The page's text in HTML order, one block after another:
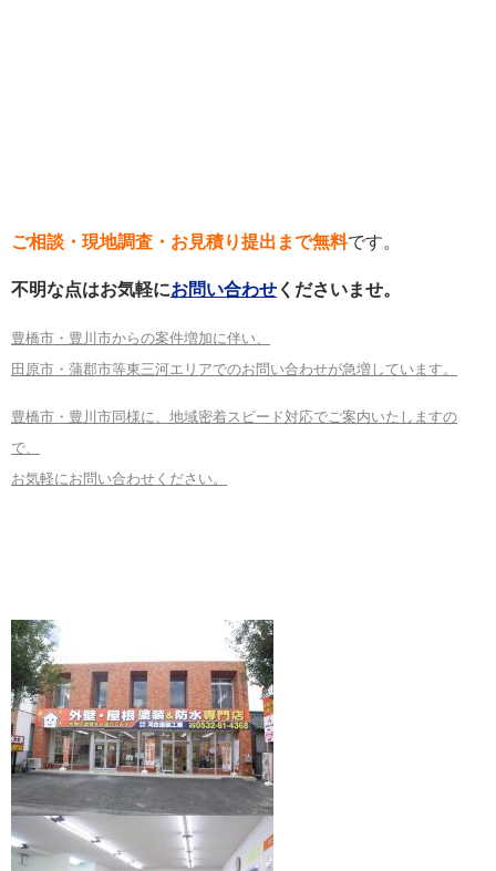
ご相談・現地調査・お見積り提出まで無料です。
不明な点はお気軽にお問い合わせ くださいませ。
豊橋市・豊川市からの案件増加に伴い、
田原市・蒲郡市等東三河エリアでのお問い合わせが急増しています。
豊橋市・豊川市同様に、地域密着スピード対応でご案内いたしますの
で、
お気軽にお問い合わせください。